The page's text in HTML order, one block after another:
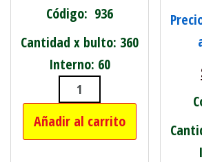
Código: 936
Cantidad x bulto: 360
Interno: 60
ESPEJO PARA
Añadir al carrito